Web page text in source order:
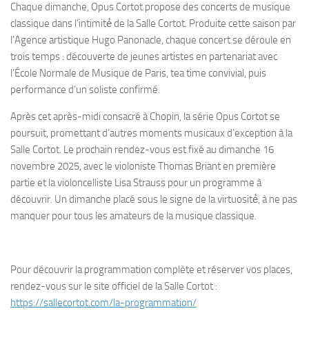
Chaque dimanche, Opus Cortot propose des concerts de musique
classique dans l’intimité́ de la Salle Cortot. Produite cette saison par
l’Agence artistique Hugo Panonacle, chaque concert se déroule en
trois temps : découverte de jeunes artistes en partenariat avec
l’École Normale de Musique de Paris, tea time convivial, puis
performance d’un soliste confirmé.
Après cet après-midi consacré à Chopin, la série Opus Cortot se
poursuit, promettant d’autres moments musicaux d’exception à la
Salle Cortot. Le prochain rendez-vous est fixé au dimanche 16
novembre 2025, avec le violoniste Thomas Briant en première
partie et la violoncelliste Lisa Strauss pour un programme à
découvrir. Un dimanche placé sous le signe de la virtuosité́, à ne pas
manquer pour tous les amateurs de la musique classique.
Pour découvrir la programmation complète et réserver vos places,
rendez-vous sur le site officiel de la Salle Cortot :
https://sallecortot.com/la-programmation/